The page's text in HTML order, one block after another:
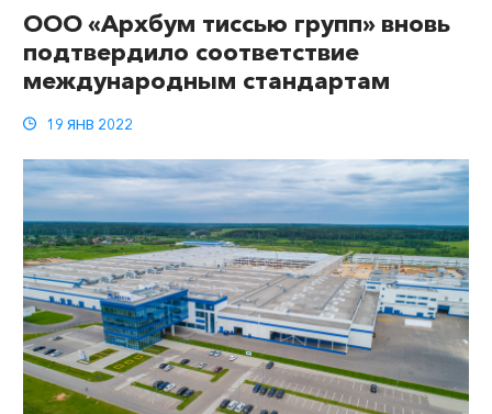
ООО «Архбум тиссью групп» вновь
подтвердило соответствие
международным стандартам
19 ЯНВ 2022